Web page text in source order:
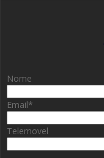
Nome
Email*
Telemovel